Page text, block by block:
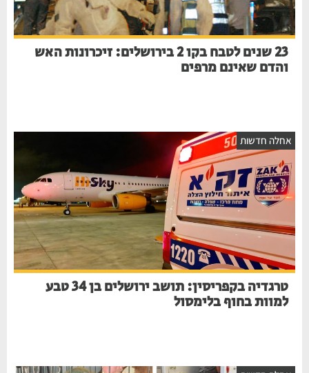
23 שנים לטבח בקו 2 בירושלים: זיכרונות האש
והדם שאינם מרפים
חדשות
טרגדיה בקפריסין: תושב ירושלים בן 34 טבע
למוות בחוף בלימסול